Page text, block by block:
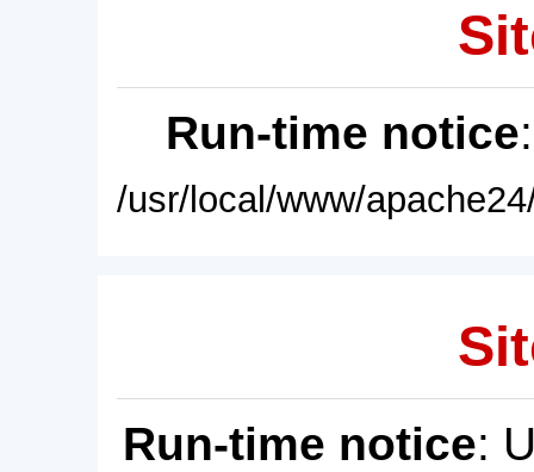
Run-time notice
/usr/local/www/
Run-time notice: